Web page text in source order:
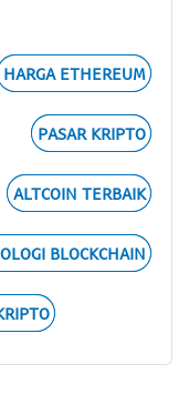
HARGA ETHEREUM
PASAR KRIPTO
ALTCOIN TERBAIK
BLOCKCHAIN